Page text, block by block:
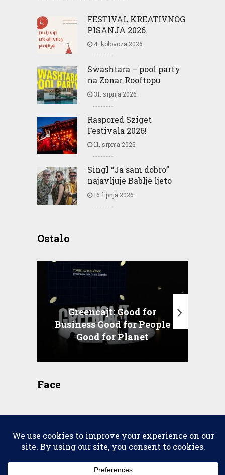
FESTIVAL KREATIVNOG
PISANJA 2026.
4. kolovoza 2026.
Swashtara – pool party
na Zonar Rooftopu
31. srpnja 2026.
Raspored Sziget
Festivala 2026!
11. srpnja 2026.
Singl “Ja sam dobro”
najavljuje Bablje ljeto
16. lipnja 2026.
Ostalo
Greencajt: Good for
Business Good for People
Good for Planet
Face